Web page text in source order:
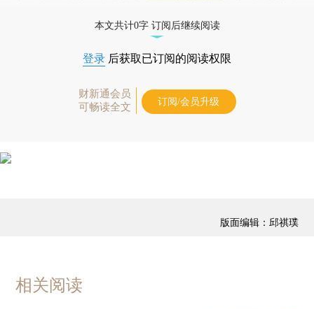
本文共计0字 订阅后继续阅读
登录 后获取已订阅的阅读权限
财新通会员
可畅读全文
订阅/会员升级
版面编辑：邱祺璞
相关阅读